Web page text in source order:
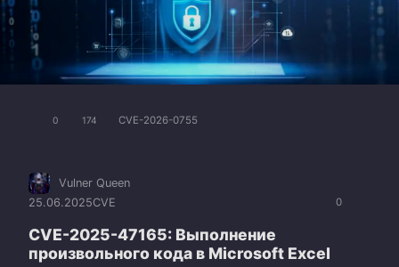
0 174 CVE-2026-0755
0
Vulner Queen
25.06.2025CVE
CVE-2025-47165: Выполнение
произвольного кода в Microsoft Excel